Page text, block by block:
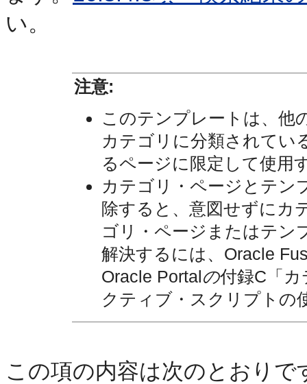
い。
注意:
このテンプレートは、他
カテゴリに分類されてい
るページに限定して使用
カテゴリ・ページとテン
除すると、意図せずにカ
ゴリ・ページまたはテン
解決するには、Oracle
Oracle Portalの付録C「
クティブ・スクリプトの
この項の内容は次のとおりで